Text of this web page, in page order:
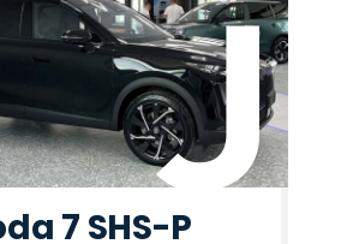
7 SHS-P